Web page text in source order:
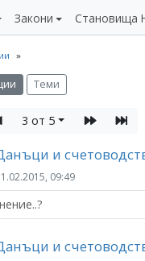
Закони Становища
Теми
3 от 5
и
09:49
и